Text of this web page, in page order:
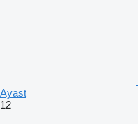
Ayast
12